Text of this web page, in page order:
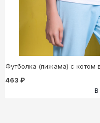
Футболка (пижама) с котом
463 ₽
В